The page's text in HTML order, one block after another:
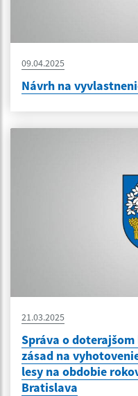
09.04.2025
Návrh na
21.03.2025
Správa o
zásad na
lesy na obdobie
Bratislava